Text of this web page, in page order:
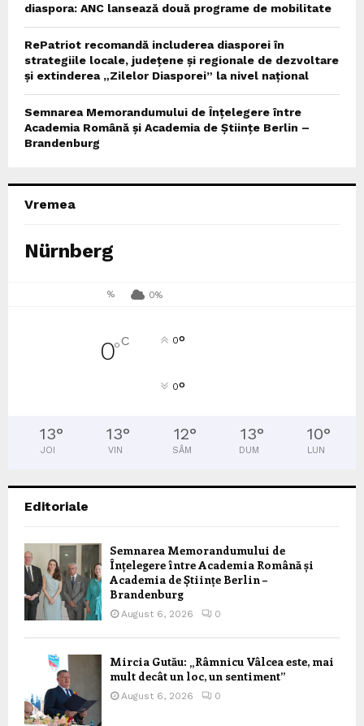
diaspora: ANC lansează două programe de mobilitate
RePatriot recomandă includerea diasporei în
strategiile locale, județene și regionale de dezvoltare
și extinderea „Zilelor Diasporei” la nivel național
Semnarea Memorandumului de Înțelegere între
Academia Română și Academia de Științe Berlin –
Brandenburg
Vremea
Nürnberg
% 0%
0°C 0°
0°
13°
JOI
13°
VIN
12°
SÂM
13°
DUM
10°
LUN
Editoriale
Semnarea Memorandumului de
Înțelegere între Academia Română și
Academia de Științe Berlin –
Brandenburg
August 6, 2026 0
Mircia Gutău: „Râmnicu Vâlcea este, mai
mult decât un loc, un sentiment”
August 6, 2026 0